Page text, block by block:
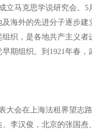
克思学说研究会。5
海外的先进分子逐步
织，是各地共产主义
期组织。到1921年春
在上海法租界望志路
、李汉俊，北京的张国